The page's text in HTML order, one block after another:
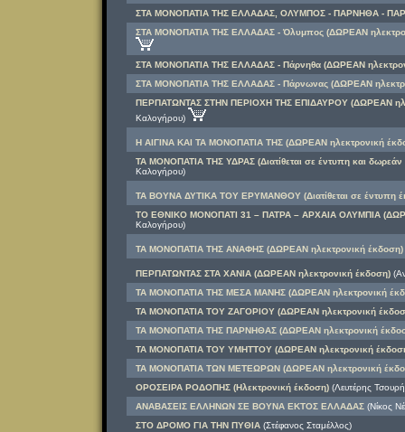
ΣΤΑ ΜΟΝΟΠΑΤΙΑ ΤΗΣ ΕΛΛΑΔΑΣ, ΟΛΥΜΠΟΣ - ΠΑΡΝΗΘΑ -
ΣΤΑ ΜΟΝΟΠΑΤΙΑ ΤΗΣ ΕΛΛΑΔΑΣ - Όλυμπος (ΔΩΡΕΑΝ
ΣΤΑ ΜΟΝΟΠΑΤΙΑ ΤΗΣ ΕΛΛΑΔΑΣ - Πάρνηθα (ΔΩΡΕΑΝ
ΣΤΑ ΜΟΝΟΠΑΤΙΑ ΤΗΣ ΕΛΛΑΔΑΣ - Πάρνωνας (ΔΩΡΕΑΝ
ΠΕΡΠΑΤΩΝΤΑΣ ΣΤΗΝ ΠΕΡΙΟΧΗ ΤΗΣ ΕΠΙΔΑΥΡΟΥ (ΔΩΡΕΑΝ
Καλογήρου)
Η ΑΙΓΙΝΑ ΚΑΙ ΤΑ ΜΟΝΟΠΑΤΙΑ ΤΗΣ (ΔΩΡΕΑΝ ηλεκτρονική
ΤΑ ΜΟΝΟΠΑΤΙΑ ΤΗΣ ΥΔΡΑΣ (Διατίθεται σε έντυπη και δωρεάν
Καλογήρου)
ΤΑ ΒΟΥΝΑ ΔΥΤΙΚΑ ΤΟΥ ΕΡΥΜΑΝΘΟΥ (Διατίθεται σε έντυπη
ΤΟ ΕΘΝΙΚΟ ΜΟΝΟΠΑΤΙ 31 – ΠΑΤΡΑ – ΑΡΧΑΙΑ ΟΛΥΜΠΙΑ
Καλογήρου)
ΤΑ ΜΟΝΟΠΑΤΙΑ ΤΗΣ ΑΝΑΦΗΣ (ΔΩΡΕΑΝ ηλεκτρονική έκδοση)
ΠΕΡΠΑΤΩΝΤΑΣ ΣΤΑ ΧΑΝΙΑ (ΔΩΡΕΑΝ ηλεκτρονική έκδοση)
ΤΑ ΜΟΝΟΠΑΤΙΑ ΤΗΣ ΜΕΣΑ ΜΑΝΗΣ (ΔΩΡΕΑΝ ηλεκτρονική
ΤΑ ΜΟΝΟΠΑΤΙΑ ΤOY ΖΑΓΟΡΙΟΥ (ΔΩΡΕΑΝ ηλεκτρονική
ΤΑ ΜΟΝΟΠΑΤΙΑ ΤΗΣ ΠΑΡΝΗΘΑΣ (ΔΩΡΕΑΝ ηλεκτρονική
ΤΑ ΜΟΝΟΠΑΤΙΑ ΤΟΥ ΥΜΗΤΤΟΥ (ΔΩΡΕΑΝ ηλεκτρονική
ΤΑ ΜΟΝΟΠΑΤΙΑ ΤΩΝ ΜΕΤΕΩΡΩΝ (ΔΩΡΕΑΝ ηλεκτρονική
ΟΡΟΣΕΙΡΑ ΡΟΔΟΠΗΣ (Ηλεκτρονική έκδοση)(Λευτέρης
ΑΝΑΒΑΣΕΙΣ ΕΛΛΗΝΩΝ ΣΕ ΒΟΥΝΑ ΕΚΤΟΣ ΕΛΛΑΔΑΣ(Νίκος
ΣΤΟ ΔΡΟΜΟ ΓΙΑ ΤΗΝ ΠΥΘΙΑ(Στέφανος Σταμέλλος)